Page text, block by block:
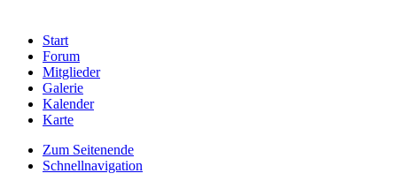
Start
Forum
Mitglieder
Galerie
Kalender
Karte
Zum Seitenende
Schnellnavigation